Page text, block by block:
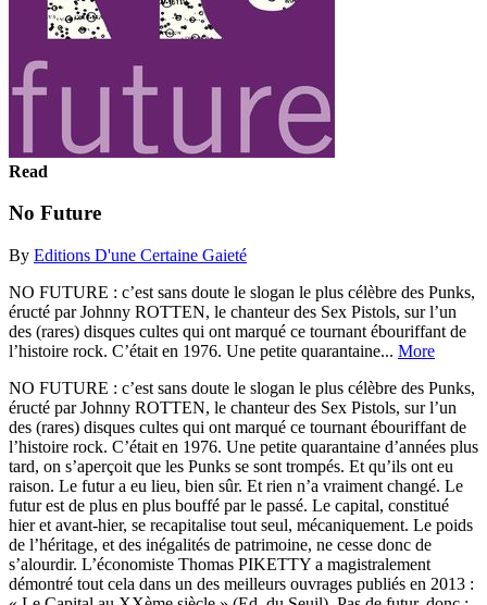
Read
No Future
By Editions D'une Certaine Gaieté
NO FUTURE : c’est sans doute le slogan le plus célèbre des Punks,
éructé par Johnny ROTTEN, le chanteur des Sex Pistols, sur l’un
des (rares) disques cultes qui ont marqué ce tournant ébouriffant de
l’histoire rock. C’était en 1976. Une petite quarantaine... More
NO FUTURE : c’est sans doute le slogan le plus célèbre des Punks,
éructé par Johnny ROTTEN, le chanteur des Sex Pistols, sur l’un
des (rares) disques cultes qui ont marqué ce tournant ébouriffant de
l’histoire rock. C’était en 1976. Une petite quarantaine d’années plus
tard, on s’aperçoit que les Punks se sont trompés. Et qu’ils ont eu
raison. Le futur a eu lieu, bien sûr. Et rien n’a vraiment changé. Le
futur est de plus en plus bouffé par le passé. Le capital, constitué
hier et avant-hier, se recapitalise tout seul, mécaniquement. Le poids
de l’héritage, et des inégalités de patrimoine, ne cesse donc de
s’alourdir. L’économiste Thomas PIKETTY a magistralement
démontré tout cela dans un des meilleurs ouvrages publiés en 2013 :